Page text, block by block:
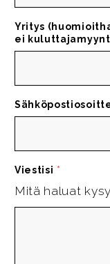
Yritys
ei
Viestisi *
Mitä haluat